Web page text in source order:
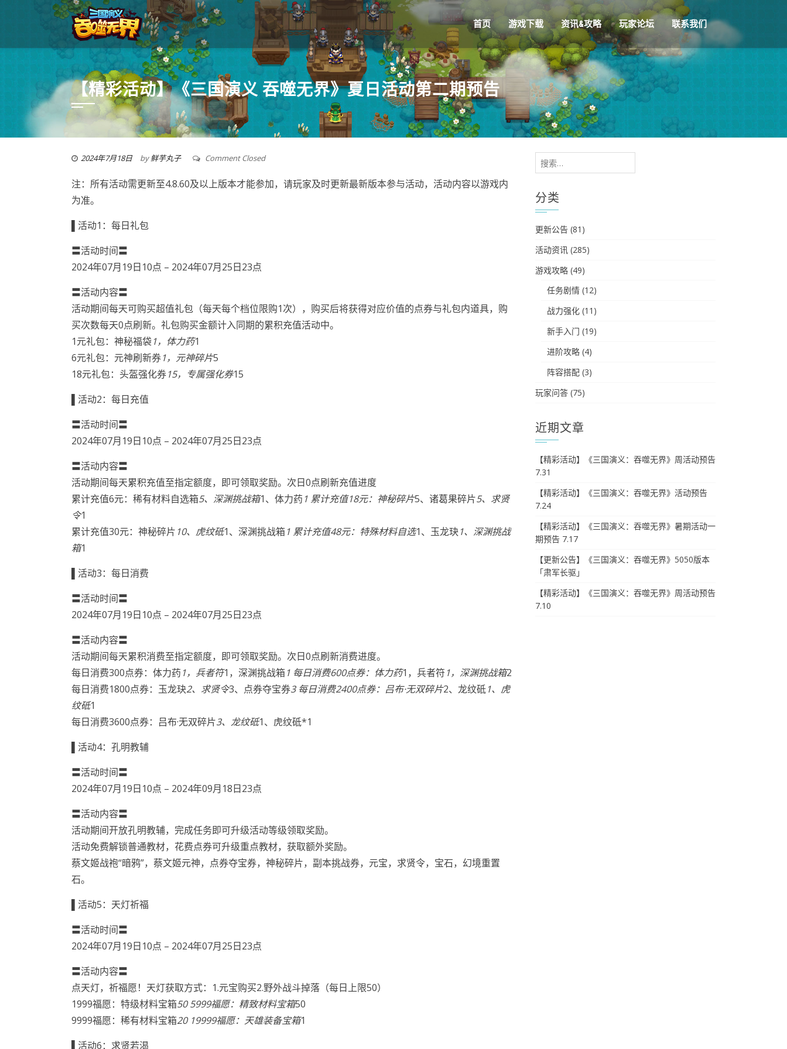
首页 游戏下载 资讯&攻略 玩家论坛 联系我们
【精彩活动】《三国演义 吞噬无界》夏日活动第二期预告
2024年7月18日 by鲜芋丸子 Comment Closed
注：所有活动需更新至4.8.60及以上版本才能参加，请玩家及时更新最新版本参与活动，活动内容以游戏内
为准。
▌活动1：每日礼包
〓活动时间〓
2024年07月19日10点 – 2024年07月25日23点
〓活动内容〓
活动期间每天可购买超值礼包（每天每个档位限购1次），购买后将获得对应价值的点券与礼包内道具，购
买次数每天0点刷新。礼包购买金额计入同期的累积充值活动中。
1元礼包：神秘福袋1，体力药1
6元礼包：元神刷新券1，元神碎片5
18元礼包：头盔强化券15，专属强化券15
▌活动2：每日充值
〓活动时间〓
2024年07月19日10点 – 2024年07月25日23点
〓活动内容〓
活动期间每天累积充值至指定额度，即可领取奖励。次日0点刷新充值进度
累计充值6元：稀有材料自选箱5、深渊挑战箱1、体力药 1 累计充值18元：神秘碎片5、诸葛果碎片5、求贤
令1
累计充值30元：神秘碎片 10、虎纹砥1、深渊挑战箱1 累计充值48元：特殊材料自选1、玉龙玦1、深渊挑战
箱1
▌活动3：每日消费
〓活动时间〓
2024年07月19日10点 – 2024年07月25日23点
〓活动内容〓
活动期间每天累积消费至指定额度，即可领取奖励。次日0点刷新消费进度。
每日消费300点券：体力药 1，兵者符1，深渊挑战箱1 每日消费600点券：体力药1，兵者符 1，深渊挑战箱2
每日消费1800点券：玉龙玦2、求贤令3、点券夺宝券3 每日消费2400点券：吕布·无双碎片2、龙纹砥1、虎
纹砥1
每日消费3600点券：吕布·无双碎片3、龙纹砥1、虎纹砥*1
▌活动4：孔明教辅
〓活动时间〓
2024年07月19日10点 – 2024年09月18日23点
〓活动内容〓
活动期间开放孔明教辅，完成任务即可升级活动等级领取奖励。
活动免费解锁普通教材，花费点券可升级重点教材，获取额外奖励。
蔡文姬战袍“暗鸦”，蔡文姬元神，点券夺宝券，神秘碎片，副本挑战券，元宝，求贤令，宝石，幻境重置
石。
▌活动5：天灯祈福
〓活动时间〓
2024年07月19日10点 – 2024年07月25日23点
〓活动内容〓
点天灯，祈福愿！天灯获取方式：1.元宝购买2.野外战斗掉落（每日上限50）
1999福愿：特级材料宝箱50 5999福愿：精致材料宝箱50
9999福愿：稀有材料宝箱20 19999福愿：天雄装备宝箱1
▌活动6：求贤若渴
搜
索：
分类
更新公告 (81)
活动资讯 (285)
游戏攻略 (49)
任务剧情 (12)
战力强化 (11)
新手入门 (19)
进阶攻略 (4)
阵容搭配 (3)
玩家问答 (75)
近期文章
【精彩活动】《三国演义：吞噬无界》周活动预告
7.31
【精彩活动】《三国演义：吞噬无界》活动预告
7.24
【精彩活动】《三国演义：吞噬无界》暑期活动一
期预告 7.17
【更新公告】《三国演义：吞噬无界》5050版本
「肃军长驱」
【精彩活动】《三国演义：吞噬无界》周活动预告
7.10